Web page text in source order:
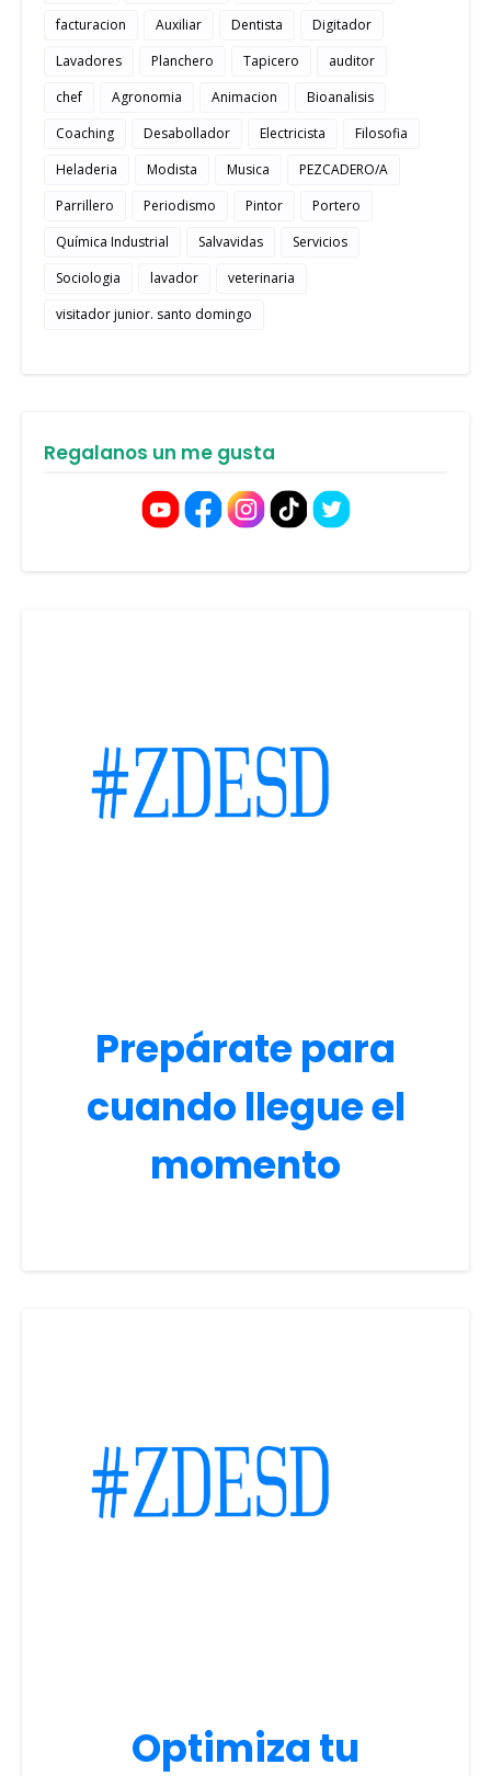
facturacion Auxiliar Dentista
Digitador
Lavadores
Planchero Tapicero
auditor
chef
Agronomia Animacion
Bioanalisis
Coaching
Desabollador Electricista
Filosofia
Heladeria
Modista Musica
PEZCADERO/A
Parrillero
Periodismo Pintor
Portero
Química Industrial
Salvavidas
Servicios
Sociologia
lavador
veterinaria
visitador junior. santo domingo
Regalanos un me gusta
Prepárate para
cuando llegue el
momento
Optimiza tu